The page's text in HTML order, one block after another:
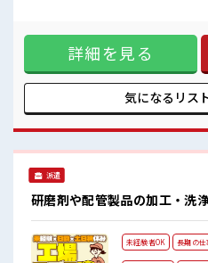
」って大事ですよね！
完全週休二日制≫ 週末は
喫！ 制服があると毎日の
活躍できる≫ 新しいこと
しっかり働く環境が整っ
ップUP目指していきま
時給だらけの派遣のお仕事です！ ■職場の雰
レシイ土日祝休み！ 「し
大事ですよね！
詳細を見る
気になるリス
派遣
研磨剤や配管製品の加工・洗
未経験者OK 長期の仕